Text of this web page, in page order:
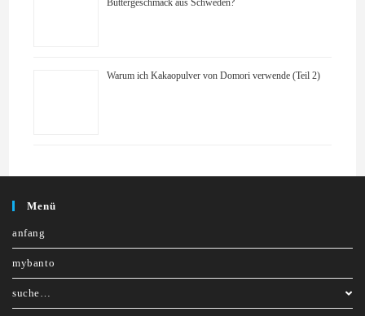
Buttergeschmack aus Schweden?
Warum ich Kakaopulver von Domori verwende (Teil 2)
Menü
anfang
mybanto
suche…